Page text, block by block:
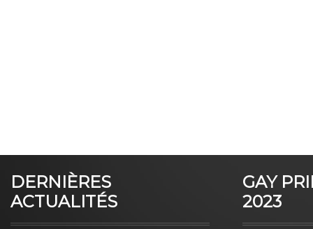
DERNIÈRES
ACTUALITÉS
GAY
2023